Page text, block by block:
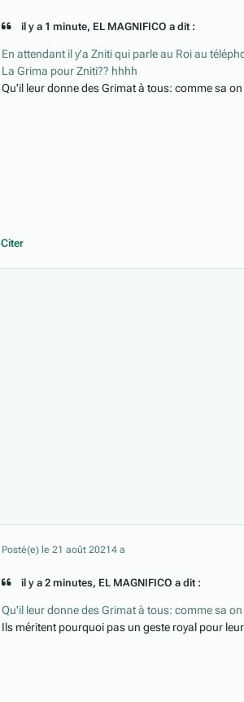
il y a 1 minute, EL MAGNIFICO a dit :
En attendant il y'a Zniti qui parle au Roi au
La Grima pour Zniti?? hhhh
Qu'il leur donne des Grimat à tous: comme sa
Citer
Posté(e) le 21 août 2021 4 a
il y a 2 minutes, EL MAGNIFICO a dit :
Qu'il leur donne des Grimat à tous: comme sa
Ils méritent pourquoi pas un geste royal pour